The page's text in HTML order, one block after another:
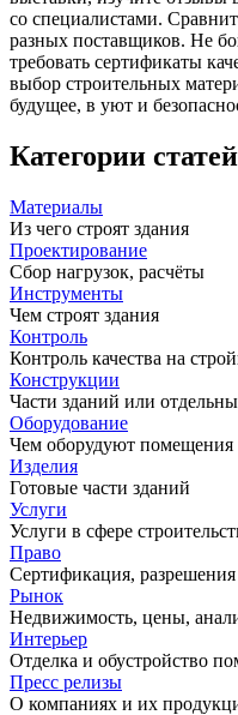
со специалистами.
разных поставщиков. Не
требовать сертификаты
выбор строительных
будущее, в уют и
Категории статей
Материалы
Из чего строят здания
Проектирование
Сбор нагрузок, расчёты
Инструменты
Чем строят здания
Контроль
Контроль качества на
Конструкции
Части зданий или
Оборудование
Чем оборудуют помещения
Изделия
Готовые части зданий
Услуги
Услуги в сфере
Право
Сертификация, разрешения
Рынок
Недвижимость, цены,
Интерьер
Отделка и обустройство
Пресс релизы
О компаниях и их